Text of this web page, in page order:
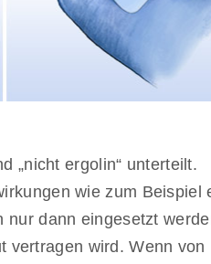
„nicht ergolin“ unterteilt.
wie zum Beispiel
dann eingesetzt
vertragen wird. Wenn von